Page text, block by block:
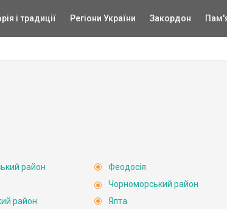
і традиції Регіони України Закордон
район
район
Феодосія
Чорноморський район
Ялта